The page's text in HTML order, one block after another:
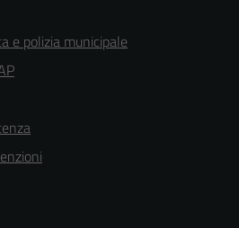
e polizia municipale
disabilitati.
Questi cookie